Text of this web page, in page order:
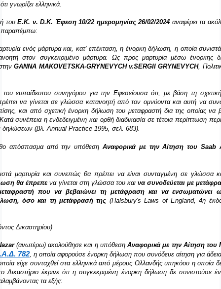
γνωρίζει ελληνικά.
τουΕ.Κ. ν.D.K. Έφεση 10/22 ημερομηνίας 26/02/2024 αναφέρει τα
παραπέμπω:
ενός μάρτυρα και, κατ' επέκταση, η ένορκη δήλωση, η οποία
στον συγκεκριμένο μάρτυρα. Ως προς μαρτυρία μέσω ένορκης
GANNA MAKOVETSKA-GRYNEVYCH v.SERGII GRYNEVYCH,
ευπαίδευτου συνηγόρου για την Εφεσείουσα ότι, με βάση τη
να γίνεται σε γλώσσα κατανοητή από τον ομνύοντα και αυτή να
και από σχετική ένορκη δήλωση του μεταφραστή δια της οποίας να
συνέπεια η ενδεδειγμένη και ορθή διαδικασία σε τέτοια περίπτωση
δηλώσεων (βλ. Annual Practice 1995, σελ. 683).
απόσπασμα από την υπόθεση Αναφορικά με την Αίτηση του Saab
μαρτυρία και συνεπώς θα πρέπει να είναι συνταγμένη σε γλώσσα
θα έπρεπενα γίνεται στη γλώσσα του καινα συνοδεύεται με
που να βεβαιώνει τη μετάφραση και να ενσωματώνει
όσο και τη μετάφρασή της (Halsbury's Laws of England, 4η
Δικαστηρίου)
(ανωτέρω) ακολούθησε και η υπόθεσηΑναφορικά με την Αίτηση του
782, η οποία αφορούσε ένορκη δήλωση που συνόδευε αίτηση για
είχε συνταχθεί στα ελληνικά από μέρους Ολλανδής υπηκόου η οποία
Δικαστήριο έκρινε ότι η συγκεκριμένη ένορκη δήλωση δε συνιστούσε
τα εξής: